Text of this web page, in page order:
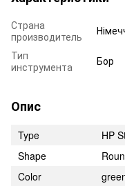
Страна
производитель
Тип
инструмента
Бор
Опис
Type
HP
Shape
Color